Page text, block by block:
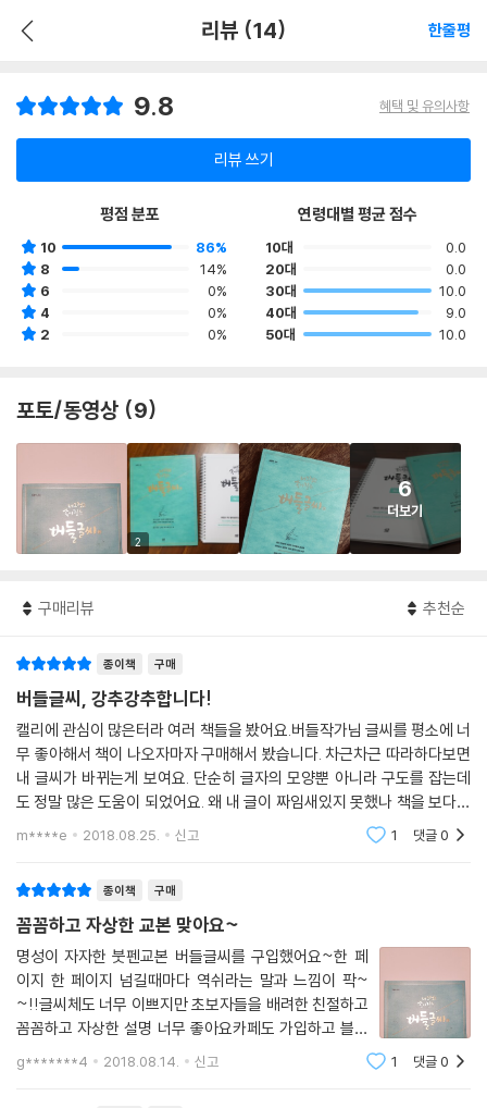
리뷰 (14) 한줄평
9.8 혜택 및 유의사항
리뷰 쓰기
평점 분포
10
86%
8
14%
6
0%
4
0%
2
0%
연령대별 평균 점수
10대
0.0
20대
0.0
30대
10.0
40대
9.0
50대
10.0
포토/동영상 (9)
2
6
더보기
구매리뷰 추천순
종이책 구매
버들글씨, 강추강추합니다!
캘리에 관심이 많은터라 여러 책들을 봤어요.버들작가님 글씨를 평소에 너
무 좋아해서 책이 나오자마자 구매해서 봤습니다. 차근차근 따라하다보면
내 글씨가 바뀌는게 보여요. 단순히 글자의 모양뿐 아니라 구도를 잡는데
도 정말 많은 도움이 되었어요. 왜 내 글이 짜임새있지 못했나 책을 보다보
니 알수있더라구요~처음부터 끝까지 놓치지않고 쭉 다 봤어요. 친절하고
m****e 2018.08.25. 신고 1 댓글0
종이책 구매
꼼꼼하고 자상한 교본 맞아요~
명성이 자자한 붓펜교본 버들글씨를 구입했어요~한 페
이지 한 페이지 넘길때마다 역쉬라는 말과 느낌이 팍~
~!!글씨체도 너무 이쁘지만 초보자들을 배려한 친절하고
꼼꼼하고 자상한 설명 너무 좋아요카페도 가입하고 블로
그도 방문해보고 인스타도 보면서 열씸히 배우겠습니다
버들샘들처럼 쓸 수 있는 그날까지 매일매일 써보겠습니
g*******4 2018.08.14. 신고 1 댓글0